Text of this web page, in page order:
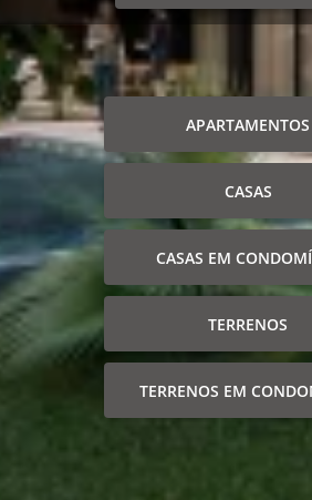
APARTAMENTOS
CASAS
CASAS EM
TERRENOS
TERRENOS EM